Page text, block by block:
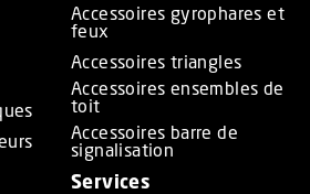
Accessoires gyrophares et
feux
Accessoires triangles
Accessoires ensembles de
toit
Accessoires barre de
signalisation
Services